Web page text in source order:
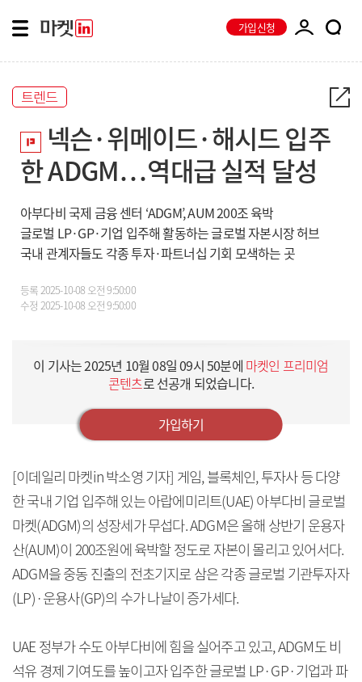
가입신청
트렌드
넥슨·위메이드·해시드 입주
한 ADGM…역대급 실적 달성
아부다비 국제 금융 센터 ‘ADGM’, AUM 200조 육박
글로벌 LP·GP·기업 입주해 활동하는 글로벌 자본시장 허브
국내 관계자들도 각종 투자·파트너십 기회 모색하는 곳
등록2025-10-08 오전 9:50:00
수정 2025-10-08 오전 9:50:00
이 기사는2025년 10월 08일 09시 50분에 마켓인 프리미엄
콘텐츠로 선공개 되었습니다.
가입하기
[이데일리 마켓in 박소영 기자] 게임, 블록체인, 투자사 등 다양
한 국내 기업 입주해 있는 아랍에미리트(UAE) 아부다비 글로벌
마켓(ADGM)의 성장세가 무섭다. ADGM은 올해 상반기 운용자
산(AUM)이 200조원에 육박할 정도로 자본이 몰리고 있어서다.
ADGM을 중동 진출의 전초기지로 삼은 각종 글로벌 기관투자자
(LP)·운용사(GP)의 수가 나날이 증가세다.
UAE 정부가 수도 아부다비에 힘을 실어주고 있고, ADGM도 비
석유 경제 기여도를 높이고자 입주한 글로벌 LP·GP·기업과 파